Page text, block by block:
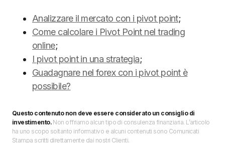
Analizzare il mercato con i pivot point;
Come calcolare i Pivot Point nel trading
online;
I pivot point in una strategia;
Guadagnare nel forex con i pivot point è
possibile?
Questo contenuto non deve essere considerato un consiglio di
investimento.Non offriamo alcun tipo di consulenza finanziaria. L’articolo
ha uno scopo soltanto informativo e alcuni contenuti sono Comunicati
Stampa scritti direttamente dai nostri Clienti.